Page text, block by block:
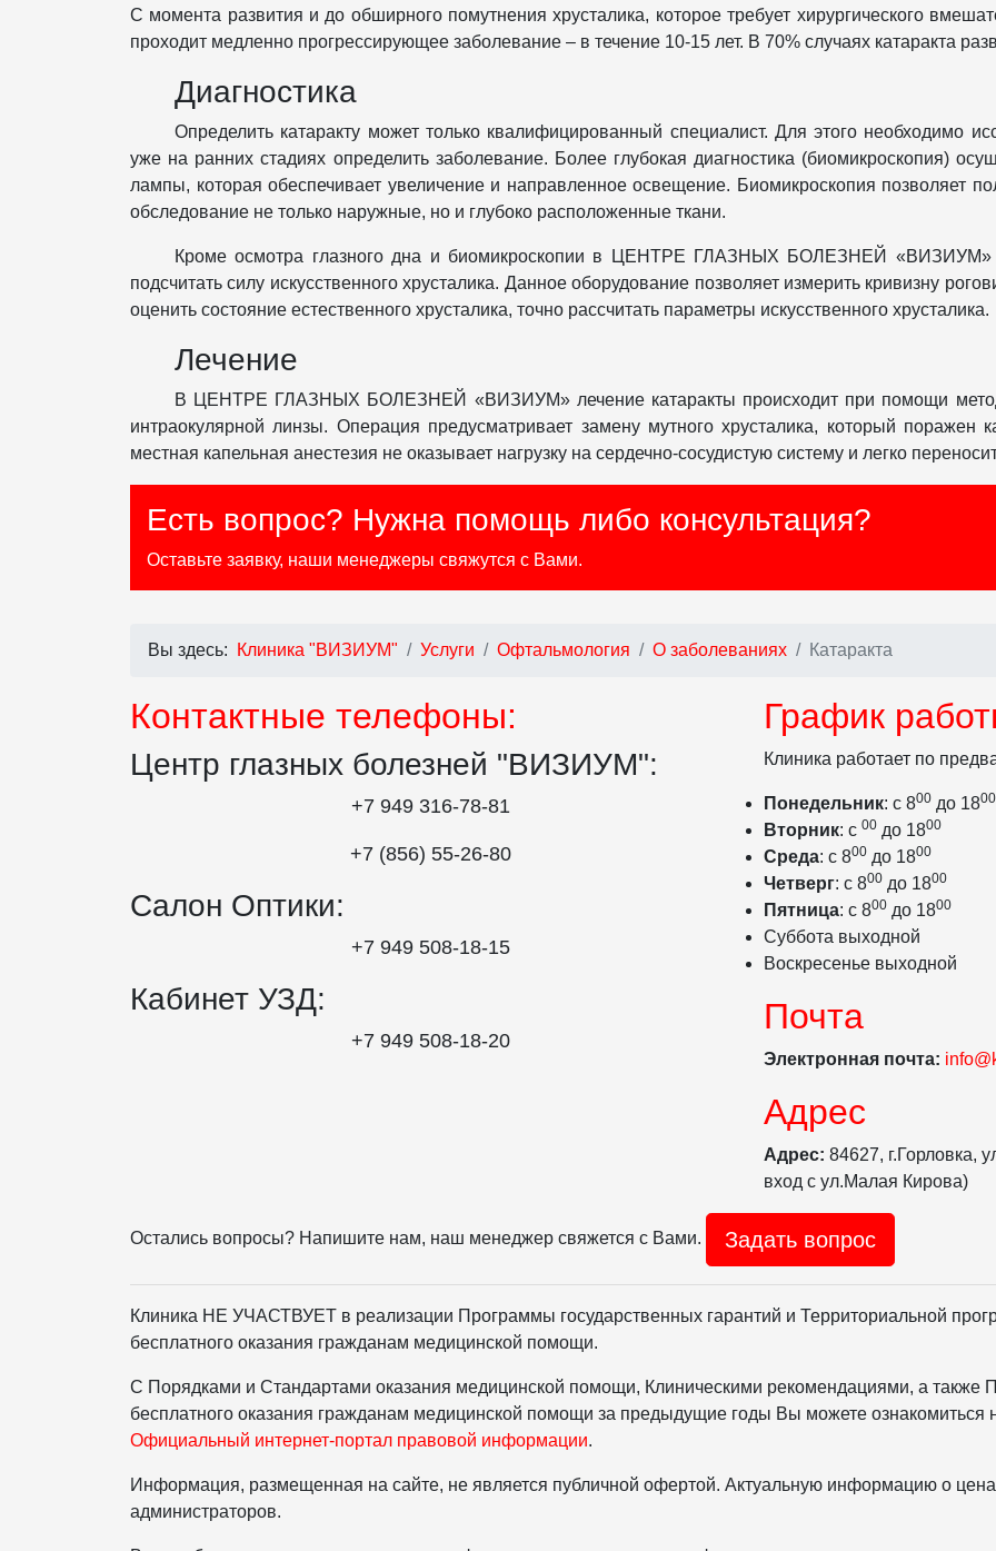
С момента развития и до обширного помутнения хрусталика, которое требует хирургического
проходит медленно прогрессирующее заболевание – в течение 10-15 лет. В 70% случаях катаракта
Диагностика
Определить катаракту может только квалифицированный специалист. Для этого необходимо
уже на ранних стадиях определить заболевание. Более глубокая диагностика (биомикроскопия)
лампы, которая обеспечивает увеличение и направленное освещение. Биомикроскопия позволяет
обследование не только наружные, но и глубоко расположенные ткани.
Кроме осмотра глазного дна и биомикроскопии в ЦЕНТРЕ ГЛАЗНЫХ БОЛЕЗНЕЙ «ВИЗИУМ»
подсчитать силу искусственного хрусталика. Данное оборудование позволяет измерить кривизну
оценить состояние естественного хрусталика, точно рассчитать параметры искусственного хрусталика.
Лечение
В ЦЕНТРЕ ГЛАЗНЫХ БОЛЕЗНЕЙ «ВИЗИУМ» лечение катаракты происходит при помощи
интраокулярной линзы. Операция предусматривает замену мутного хрусталика, который поражен
местная капельная анестезия не оказывает нагрузку на сердечно-сосудистую систему и легко
Есть вопрос? Нужна помощь либо консультация?
Оставьте заявку, наши менеджеры свяжутся с Вами.
Вы здесь: Клиника "ВИЗИУМ" Услуги Офтальмология О заболеваниях Катаракта
Контактные телефоны:
Центр глазных болезней "ВИЗИУМ":
+7 949 316-78-81
+7 (856) 55‑26‑80
Салон Оптики:
+7 949 508‑18‑15
Кабинет УЗД:
+7 949 508‑18‑20
График
Клиника работает по
Понедельник: с 800 до 1800
Вторник: с 00 до 1800
Среда: с 800 до 1800
Четверг: с 800 до 1800
Пятница: с 800 до 1800
Суббота выходной
Воскресенье выходной
Почта
Электронная почта:
Адрес
Адрес: 84627, г.Горловка,
вход с ул.Малая Кирова)
Остались вопросы? Напишите нам, наш менеджер свяжется с Вами. Задать вопрос
Клиника НЕ УЧАСТВУЕТ в реализации Программы государственных гарантий и Территориальной
бесплатного оказания гражданам медицинской помощи.
С Порядками и Стандартами оказания медицинской помощи, Клиническими рекомендациями, а также
бесплатного оказания гражданам медицинской помощи за предыдущие годы Вы можете ознакомиться
Официальный интернет-портал правовой информации.
Информация, размещенная на сайте, не является публичной офертой. Актуальную информацию о
администраторов.